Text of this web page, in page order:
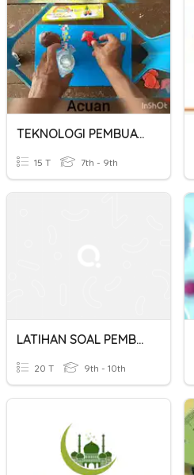
TEKNOLOGI PEMBUATAN
15 T 7th - 9th
LATIHAN SOAL PEMBULATAN DAN PENAKSIRAN
20 T 9th - 10th